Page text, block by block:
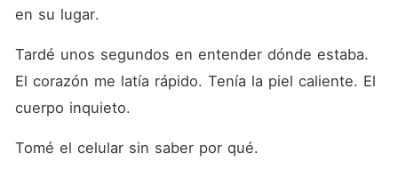
en su lugar.
Tardé unos segundos en entender dónde estaba.
El corazón me latía rápido. Tenía la piel caliente. El
cuerpo inquieto.
Tomé el celular sin saber por qué.